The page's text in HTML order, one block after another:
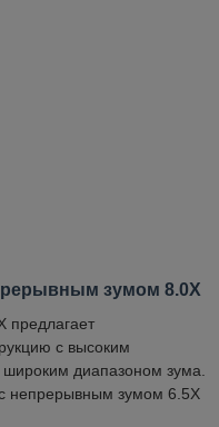
зумом 8.0X
предлагает
с высоким
диапазоном зума.
непрерывным зумом 6.5X